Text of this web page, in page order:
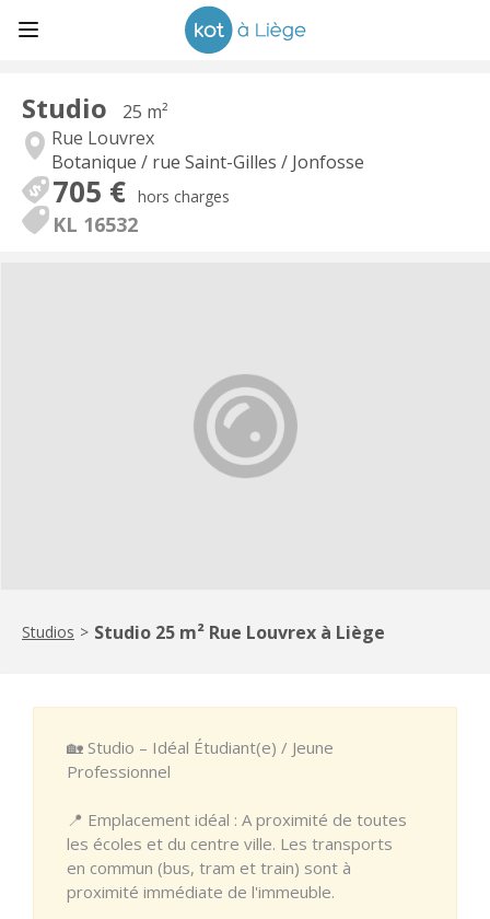
Studio
25 m²
Rue Louvrex
Botanique / rue Saint-Gilles / Jonfosse
705 € hors charges
KL 16532
Studios > Studio 25 m² Rue Louvrex à Liège
🏡 Studio – Idéal Étudiant(e) / Jeune
Professionnel
📍 Emplacement idéal : A proximité de toutes
les écoles et du centre ville. Les transports
en commun (bus, tram et train) sont à
proximité immédiate de l'immeuble.